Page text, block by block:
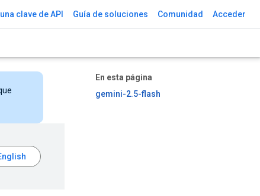
clave de API Guía de soluciones Comunidad Acceder
En esta página
gemini-2.5-flash